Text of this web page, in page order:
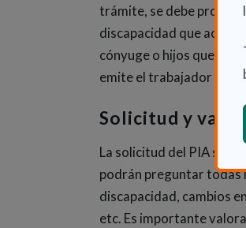
trámite, se debe
discapacidad que
cónyuge o hijos que
emite el trabajador
Solicitud y
La solicitud del PIA se
podrán preguntar todas
discapacidad, cambios
etc. Es importante